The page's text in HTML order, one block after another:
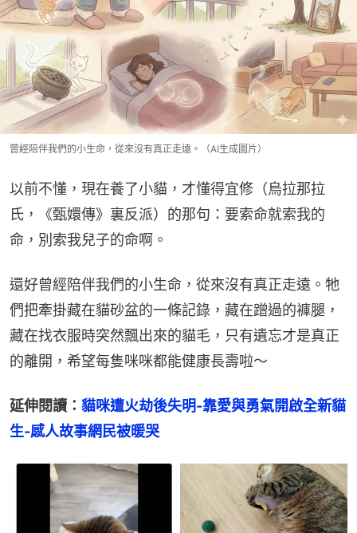
曾經陪伴我們的小生命，從來沒有真正走遠。（AI生成圖片）
以前不懂，現在養了小貓，才懂得宜修（烏拉那拉
氏，《甄嬛傳》裏反派）的那句：要索命就索我的
命，別索我兒子的命啊。
還好曾經陪伴我們的小生命，從來沒有真正走遠。牠
們把牽掛藏在貓砂盆的一條記錄，藏在蹭過的褲腿，
藏在找衣服時突然飄出來的貓毛，只有遺忘才是真正
的離開，希望每隻咪咪都能健康長壽啦～
延伸閱讀： 貓咪遭火劫後失明-靠愛與勇氣開啟全新貓
生-感人故事網民被暖哭